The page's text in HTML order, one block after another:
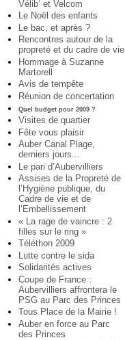
Vélib’ et Velcom
Le Noël des enfants
Le bac, et après ?
Rencontres autour de la
propreté et du cadre de vie
Hommage à Suzanne
Martorell
Avis de tempête
Réunion de concertation
Quel budget pour 2009 ?
Visites de quartier
Fête vous plaisir
Auber Canal Plage,
derniers jours...
Le pari d’Aubervilliers
Assises de la Propreté de
l’Hygiène publique, du
Cadre de vie et de
l’Embellissement
« La rage de vaincre : 2
filles sur le ring »
Téléthon 2009
Lutte contre le sida
Solidarités actives
Coupe de France :
Aubervilliers affrontera le
PSG au Parc des Princes
Tous Place de la Mairie !
Auber en force au Parc
des Princes